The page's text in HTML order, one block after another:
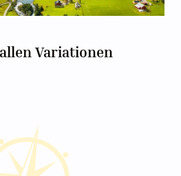
Variationen